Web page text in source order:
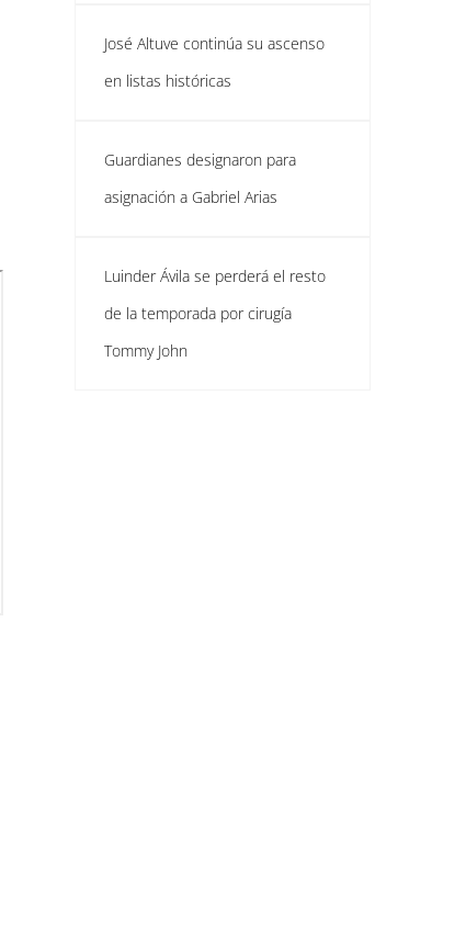
José Altuve continúa su ascenso
en listas históricas
Guardianes designaron para
asignación a Gabriel Arias
Luinder Ávila se perderá el resto
de la temporada por cirugía
Tommy John